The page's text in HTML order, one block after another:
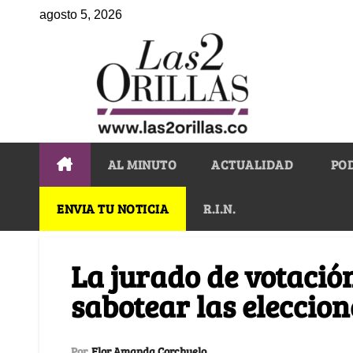
agosto 5, 2026
AL MINUTO ACTUALIDAD
ENVIA TU NOTICIA R.I.N.
La jurado de
sabotear las